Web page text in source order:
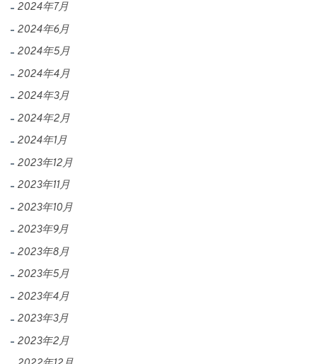
2024年7月
2024年6月
2024年5月
2024年4月
2024年3月
2024年2月
2024年1月
2023年12月
2023年11月
2023年10月
2023年9月
2023年8月
2023年5月
2023年4月
2023年3月
2023年2月